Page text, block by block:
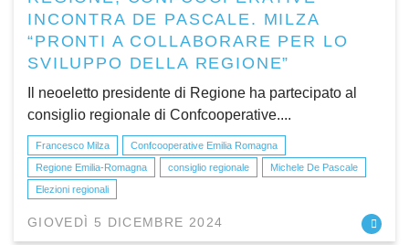
INCONTRA DE PASCALE. MILZA
“PRONTI A COLLABORARE PER LO
SVILUPPO DELLA REGIONE”
Il neoeletto presidente di Regione ha partecipato al
consiglio regionale di Confcooperative....
Francesco Milza
Confcooperative Emilia Romagna
Regione Emilia-Romagna
consiglio regionale
Michele De Pascale
Elezioni regionali
GIOVEDÌ 5 DICEMBRE 2024